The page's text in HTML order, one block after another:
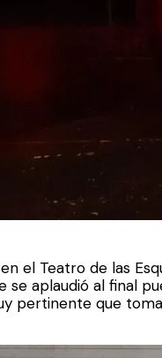
el Teatro de las
se aplaudió al final
pertinente que